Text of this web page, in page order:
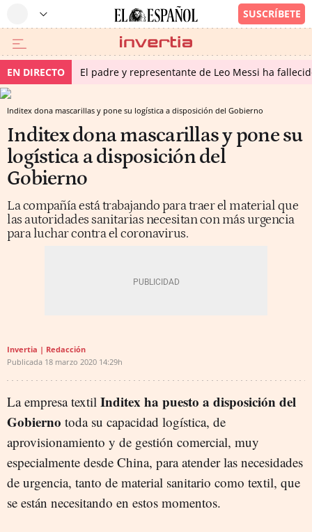
EN DIRECTO El padre y representante de Leo Messi ha
Inditex dona mascarillas y pone su logística a disposición del Gobierno
Inditex dona mascarillas y pone su
logística a disposición del
Gobierno
La compañía está trabajando para traer el material que
las autoridades sanitarias necesitan con más urgencia
para luchar contra el coronavirus.
Invertia | Redacción
Publicada 18 marzo 2020 14:29h
La empresa textil Inditex ha puesto a disposición del
Gobierno toda su capacidad logística, de
aprovisionamiento y de gestión comercial, muy
especialmente desde China, para atender las necesidades
de urgencia, tanto de material sanitario como textil, que
se están necesitando en estos momentos.